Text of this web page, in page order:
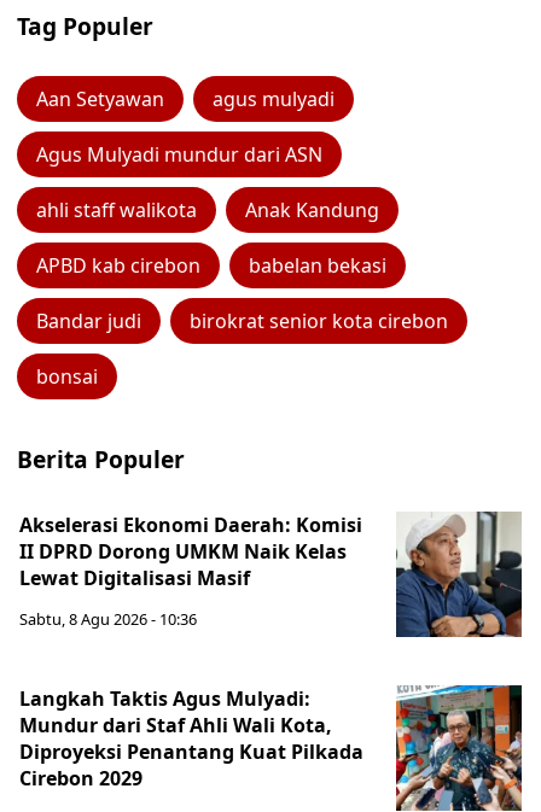
Tag Populer
Aan Setyawan agus mulyadi
Agus Mulyadi mundur dari ASN
ahli staff walikota Anak Kandung
APBD kab cirebon babelan bekasi
Bandar judi birokrat senior kota cirebon
bonsai
Berita Populer
Akselerasi Ekonomi Daerah: Komisi
II DPRD Dorong UMKM Naik Kelas
Lewat Digitalisasi Masif
Sabtu, 8 Agu 2026 - 10:36
Langkah Taktis Agus Mulyadi:
Mundur dari Staf Ahli Wali Kota,
Diproyeksi Penantang Kuat Pilkada
Cirebon 2029